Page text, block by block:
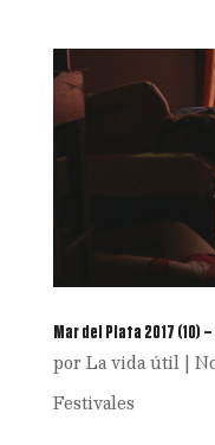
Mar del Plata 2017 (10)
por La vida útil|
Festivales